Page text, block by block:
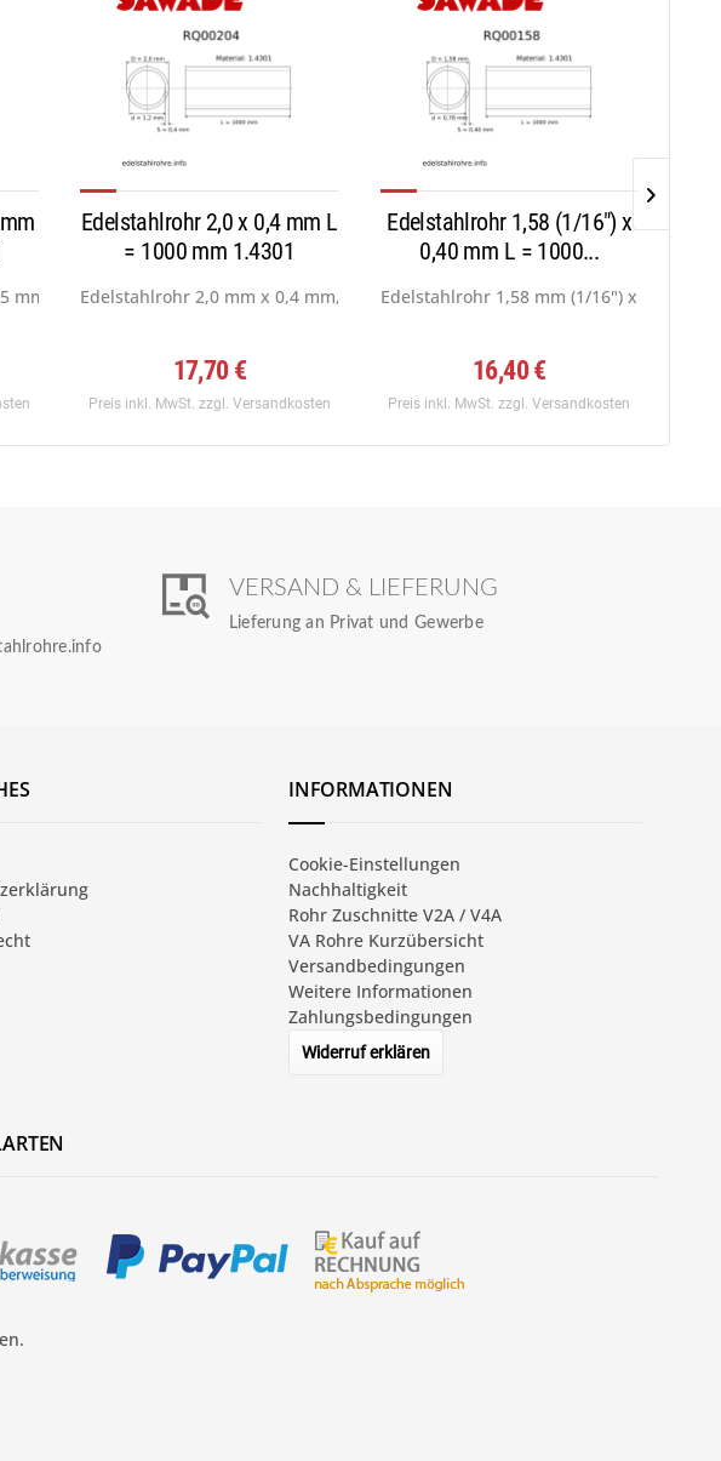
mm, Werkstoff: 1.4301...
Edelstahlrohr 2,0 x 0,4 mm L
= 1000 mm 1.4301
Edelstahlrohr 2,0 mm x 0,4 mm, Werkstoff: 1.4301...
17,70 €
Preis inkl. MwSt. zzgl. Versandkosten
Edelstahlrohr 1,58 (1/16") x
0,40 mm L = 1000...
Edelstahlrohr 1,58 mm (1/16") x 0,40
16,40 €
Preis inkl. MwSt.zzgl. Versandkosten
VERSAND & LIEFERUNG
Lieferung an Privat und Gewerbe
INFORMATIONEN
Cookie-Einstellungen
Nachhaltigkeit
Rohr Zuschnitte V2A / V4A
VA Rohre Kurzübersicht
Versandbedingungen
Weitere Informationen
Zahlungsbedingungen
Widerruf erklären